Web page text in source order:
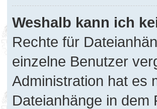
Weshalb kann ich
Rechte für
einzelne Benutzer
Administration hat es
Dateianhänge in dem